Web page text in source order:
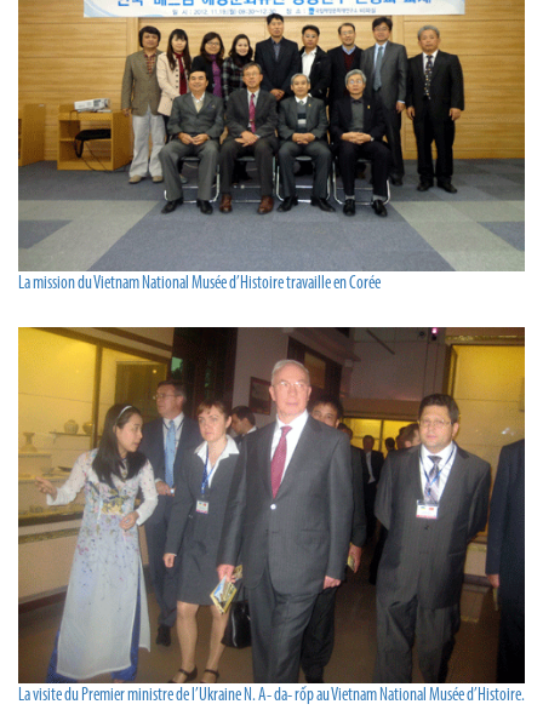
La mission du Vietnam National Musée d’Histoire travaille en Corée
La visite du Premier ministre de l’Ukraine N. A- da- rốp au Vietnam National Musée d’Histoire.